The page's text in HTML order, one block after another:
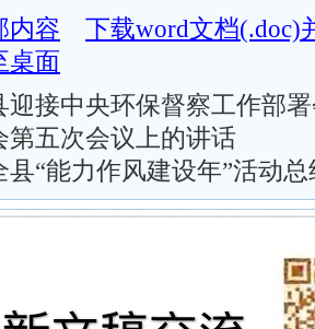
内容
下载word文档(.doc)
桌面
迎接中央环保督察工作部
第五次会议上的讲话
县“能力作风建设年”活动